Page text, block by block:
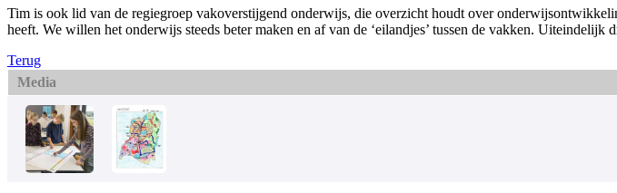
Tim is ook lid van de regiegroep vakoverstijgend onderwijs, die overzicht houdt over
heeft. We willen het onderwijs steeds beter maken en af van de ‘eilandjes’ tussen de vakken.
Terug
Media